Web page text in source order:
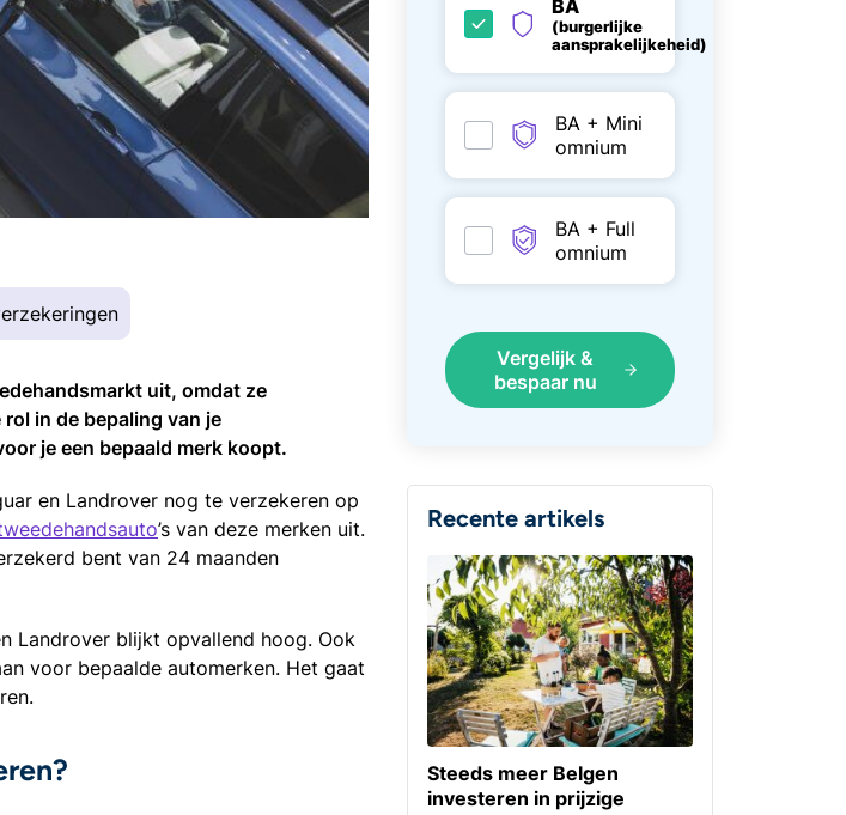
uit, omdat ze
in de bepaling van je
je een bepaald merk koopt.
en Landrover nog te verzekeren op
’s van deze merken uit.
bent van 24 maanden
Landrover blijkt opvallend hoog. Ook
voor bepaalde automerken. Het gaat
BA
(burgerlijke
aansprakelijkeheid)
BA + Mini
omnium
BA + Full
omnium
Vergelijk &
bespaar nu
Recente artikels
Steeds meer Belgen
investeren in prijzige